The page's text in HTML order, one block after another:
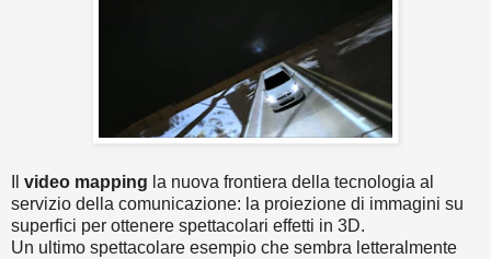
video mapping la nuova frontiera della tecnologia al
servizio della comunicazione: la proiezione di immagini su
superfici per ottenere spettacolari effetti in 3D.
Un ultimo spettacolare esempio che sembra letteralmente